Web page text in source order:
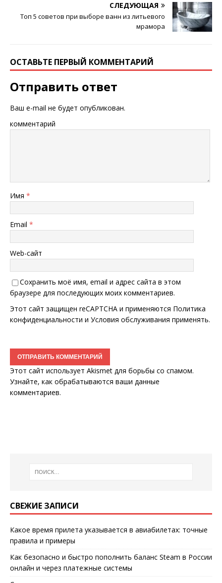
СЛЕДУЮЩАЯ
Топ 5 советов при выборе ванн из литьевого
мрамора
ОСТАВЬТЕ ПЕРВЫЙ КОММЕНТАРИЙ
Отправить ответ
Ваш e-mail не будет опубликован.
комментарий
Имя *
Email *
Web-сайт
Сохранить моё имя, email и адрес сайта в этом
браузере для последующих моих комментариев.
Этот сайт защищен reCAPTCHA и применяются Политика
конфиденциальности и Условия обслуживания применять.
Этот сайт использует Akismet для борьбы со спамом.
Узнайте, как обрабатываются ваши данные
комментариев.
СВЕЖИЕ ЗАПИСИ
Какое время прилета указывается в авиабилетах: точные
правила и примеры
Как безопасно и быстро пополнить баланс Steam в России
онлайн и через платежные системы